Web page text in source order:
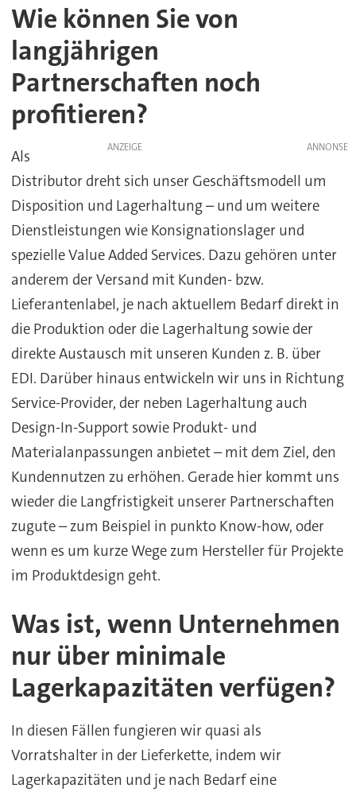
Wie können Sie von
langjährigen
Partnerschaften noch
profitieren?
ANZEIGE
Als
Distributor dreht sich unser Geschäftsmodell um
Disposition und Lagerhaltung – und um weitere
Dienstleistungen wie Konsignationslager und
spezielle Value Added Services. Dazu gehören unter
anderem der Versand mit Kunden- bzw.
Lieferantenlabel, je nach aktuellem Bedarf direkt in
die Produktion oder die Lagerhaltung sowie der
direkte Austausch mit unseren Kunden z. B. über
EDI. Darüber hinaus entwickeln wir uns in Richtung
Service-Provider, der neben Lagerhaltung auch
Design-In-Support sowie Produkt- und
Materialanpassungen anbietet – mit dem Ziel, den
Kundennutzen zu erhöhen. Gerade hier kommt uns
wieder die Langfristigkeit unserer Partnerschaften
zugute – zum Beispiel in punkto Know-how, oder
wenn es um kurze Wege zum Hersteller für Projekte
im Produktdesign geht.
Was ist, wenn Unternehmen
nur über minimale
Lagerkapazitäten verfügen?
In diesen Fällen fungieren wir quasi als
Vorratshalter in der Lieferkette, indem wir
Lagerkapazitäten und je nach Bedarf eine